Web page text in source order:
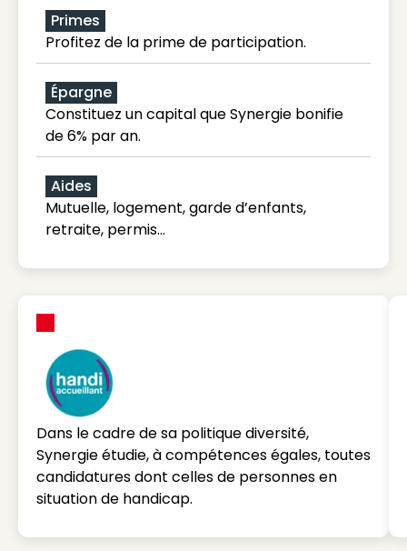
Primes
Profitez de la prime de participation.
Épargne
Constituez un capital que Synergie bonifie
de 6% par an.
Aides
Mutuelle, logement, garde d’enfants,
retraite, permis…
Dans le cadre de sa politique diversité,
Synergie étudie, à compétences égales, toutes
candidatures dont celles de personnes en
situation de handicap.